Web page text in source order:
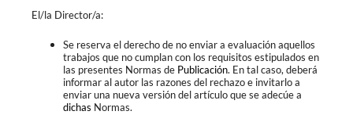
El/la Director/a:
Se reserva el derecho de no enviar a evaluación aquellos
trabajos que no cumplan con los requisitos estipulados en
las presentes Normas de Publicación. En tal caso, deberá
informar al autor las razones del rechazo e invitarlo a
enviar una nueva versión del artículo que se adecúe a
dichas Normas.